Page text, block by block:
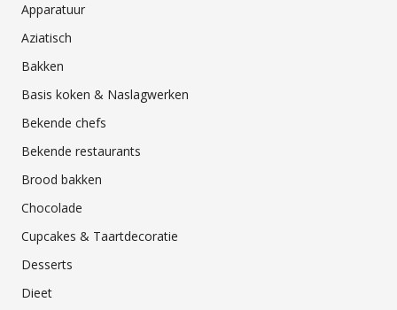
Apparatuur
Aziatisch
Bakken
Basis koken & Naslagwerken
Bekende chefs
Bekende restaurants
Brood bakken
Chocolade
Cupcakes & Taartdecoratie
Desserts
Dieet